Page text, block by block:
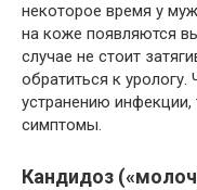
некоторое время у
на коже появляются
случае не стоит
обратиться к
устранению
симптомы.
Кандидоз